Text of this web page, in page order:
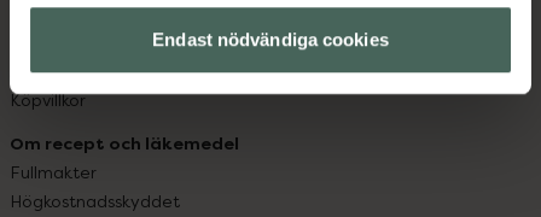
Endast nödvändiga cookies
Kundklubb
Sajtens tillgänglighet
App
Köpvillkor
Om recept och läkemedel
Fullmakter
Högkostnadsskyddet